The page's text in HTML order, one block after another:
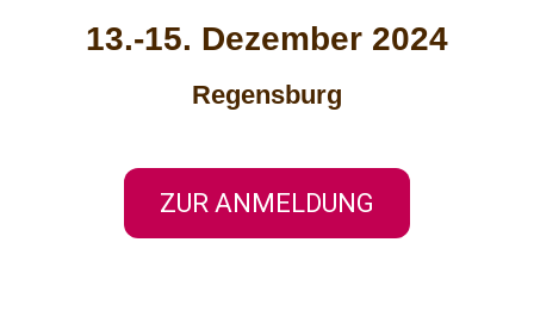
13.-15. Dezember 2024
Regensburg
ZUR ANMELDUNG